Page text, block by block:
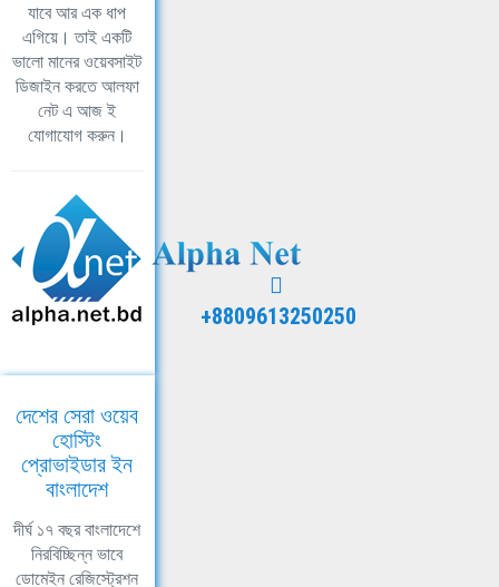
যাবে আর এক ধাপ
এগিয়ে। তাই একটি
ভালো মানের ওয়েবসাইট
ডিজাইন করতে আলফা
নেট এ আজ ই
যোগাযোগ করুন।
+8809613250250
দেশের সেরা ওয়েব
হোস্টিং
প্রোভাইডার ইন
বাংলাদেশ
দীর্ঘ ১৭ বছর বাংলাদেশে
নিরবিচ্ছিন্ন ভাবে
ডোমেইন রেজিস্ট্রেশন